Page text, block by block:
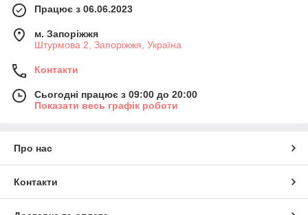
Працює з 06.06.2023
м. Запоріжжя
Штурмова 2, Запоріжжя, Україна
Контакти
Сьогодні працює з 09:00 до 20:00
Показати весь графік роботи
Про нас
Контакти